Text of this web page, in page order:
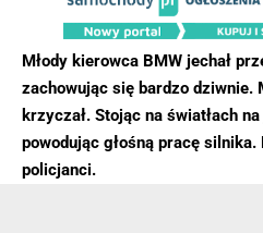
Młody kierowca BMW jechał
zachowując się bardzo dziwnie.
krzyczał. Stojąc na światłach
powodując głośną pracę
policjanci.